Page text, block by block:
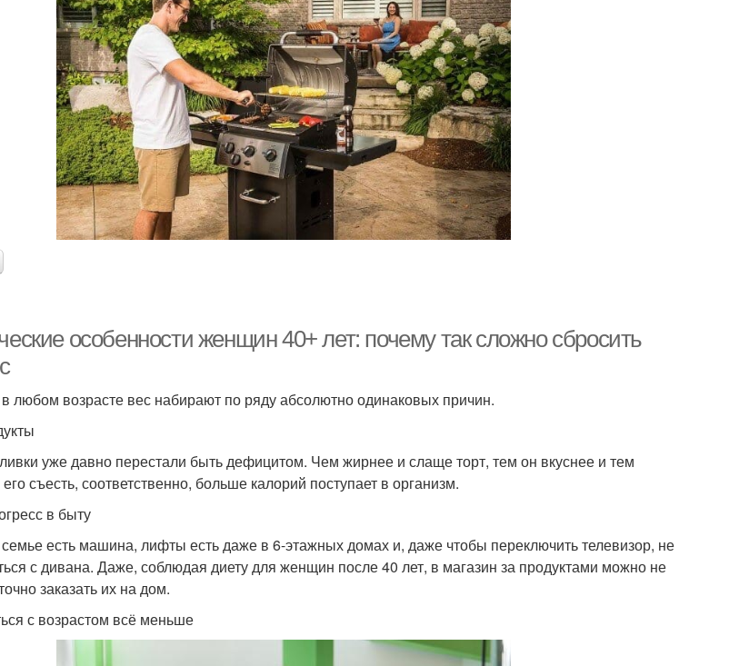
особенности женщин 40+ лет: почему так сложно сбросить
любом возрасте вес набирают по ряду абсолютно одинаковых причин.
уже давно перестали быть дефицитом. Чем жирнее и слаще торт, тем он вкуснее и тем
съесть, соответственно, больше калорий поступает в организм.
в быту
есть машина, лифты есть даже в 6-этажных домах и, даже чтобы переключить телевизор, не
с дивана. Даже, соблюдая диету для женщин после 40 лет, в магазин за продуктами можно не
заказать их на дом.
с возрастом всё меньше